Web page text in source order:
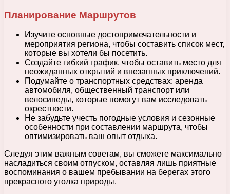
Планирование Маршрутов
Изучите основные достопримечательности и
мероприятия региона, чтобы составить список мест,
которые вы хотели бы посетить.
Создайте гибкий график, чтобы оставить место для
неожиданных открытий и внезапных приключений.
Подумайте о транспортных средствах: аренда
автомобиля, общественный транспорт или
велосипеды, которые помогут вам исследовать
окрестности.
Не забудьте учесть погодные условия и сезонные
особенности при составлении маршрута, чтобы
оптимизировать ваш опыт отдыха.
Следуя этим важным советам, вы сможете максимально
насладиться своим отпуском, оставляя лишь приятные
воспоминания о вашем пребывании на берегах этого
прекрасного уголка природы.